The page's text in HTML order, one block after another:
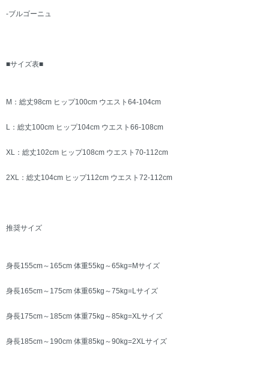
-ブルゴーニュ
■サイズ表■
M：総丈98cm ヒップ100cm ウエスト64-104cm
L：総丈100cm ヒップ104cm ウエスト66-108cm
XL：総丈102cm ヒップ108cm ウエスト70-112cm
2XL：総丈104cm ヒップ112cm ウエスト72-112cm
推奨サイズ
身長155cm～165cm 体重55kg～65kg=Mサイズ
身長165cm～175cm 体重65kg～75kg=Lサイズ
身長175cm～185cm 体重75kg～85kg=XLサイズ
身長185cm～190cm 体重85kg～90kg=2XLサイズ